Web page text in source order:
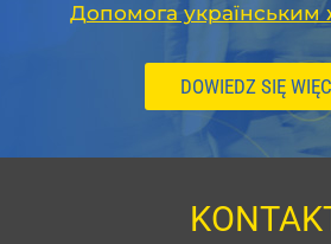
Допомога українським
DOWIEDZ SIĘ